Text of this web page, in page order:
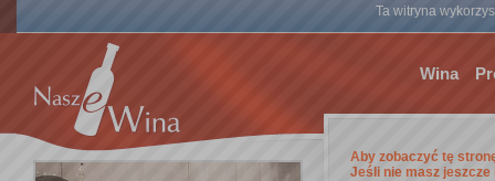
Ta witryna
Wina
Aby zobaczyć tę
Jeśli nie masz jeszcze